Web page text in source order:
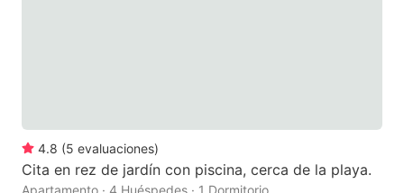
4.8 (5 evaluaciones)
Cita en rez de jardín con piscina, cerca de la playa.
Apartamento · 4 Huéspedes · 1 Dormitorio